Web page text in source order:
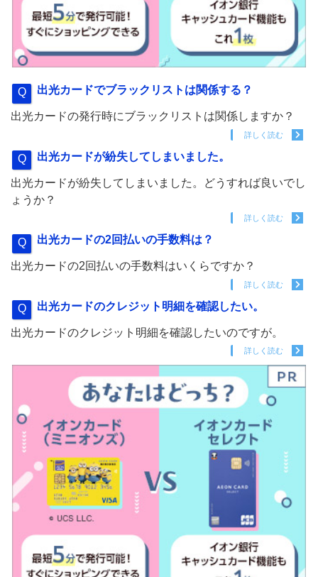
出光カードでブラックリストは関係する？
出光カードの発行時にブラックリストは関係しますか？
詳しく読む
出光カードが紛失してしまいました。
出光カードが紛失してしまいました。どうすれば良いでし
ょうか？
詳しく読む
出光カードの2回払いの手数料は？
出光カードの2回払いの手数料はいくらですか？
詳しく読む
出光カードのクレジット明細を確認したい。
出光カードのクレジット明細を確認したいのですが。
詳しく読む